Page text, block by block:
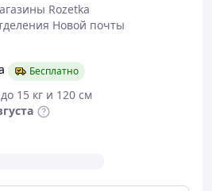
Rozetka
Новой почты
Бесплатно
15 кг и 120 см